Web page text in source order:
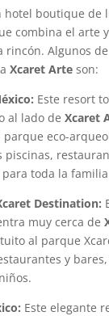
boutique de
combina el arte
rincón. Algunos
Xcaret Arteson:
Este resort
al lado de Xcaret
eco-
piscinas,
toda la
Destination:
muy cerca de
al parque
y
Este elegante